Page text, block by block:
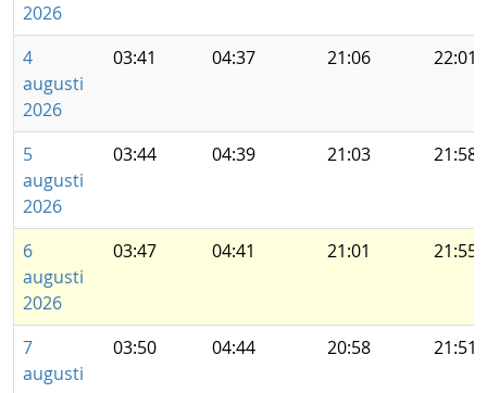
2026
4
augusti
2026
03:41 04:37 21:06 22:01
5
augusti
2026
03:44 04:39 21:03 21:58
6
augusti
2026
03:47 04:41 21:01 21:55
7
augusti
03:50 04:44 20:58 21:51